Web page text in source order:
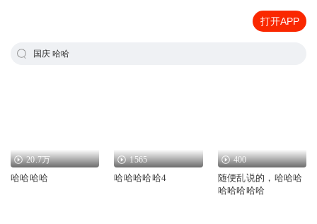
打开APP
国庆 哈哈
20.7万
哈哈哈哈
1565
哈哈哈哈哈4
400
随便乱说的，哈哈哈
哈哈哈哈哈